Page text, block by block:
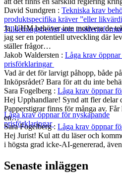
Tilldelningsbeslut som
Låga krav öppnar för nyskapande
prisförklaringar
David Sundgren : Tekniska krav
produktspecifika kräver ”eller
Ja, UHM behöver inte motivera de
jag ser en potentiell utveckling där
ställer frågor…
Jakob Waldersten : Låga krav
prisförklaringar
Vad är det för larvigt påhopp, både
Inköpsrådet? Bara för att du inte
Sara Fogelberg : Låga krav öppnar
Hej Upphandlare! Synd att fler delar
Papperstigrar finns för många av.
en…
Sara Fogelberg: Låga krav öppnar
Hej Jurist! Kul att du läser och
i högsta grad icke-AI-genererad,
Senaste inläggen